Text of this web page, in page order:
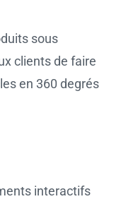
sous
clients de faire
en 360 degrés
interactifs